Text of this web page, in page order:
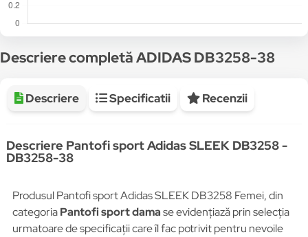
Descriere completă ADIDAS DB3258-38
Descriere Specificatii Recenzii
Descriere Pantofi sport Adidas SLEEK DB3258 -
DB3258-38
Produsul Pantofi sport Adidas SLEEK DB3258 Femei, din
categoriaPantofi sport damase evidențiază prin selecția
urmatoare de specificații care îl fac potrivit pentru nevoile